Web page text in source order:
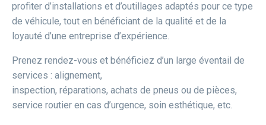
profiter d’installations et d’outillages adaptés pour ce type
de véhicule, tout en bénéficiant de la qualité et de la
loyauté d’une entreprise d’expérience.
Prenez rendez-vous et bénéficiez d’un large éventail de
services : alignement,
inspection, réparations, achats de pneus ou de pièces,
service routier en cas d’urgence, soin esthétique, etc.